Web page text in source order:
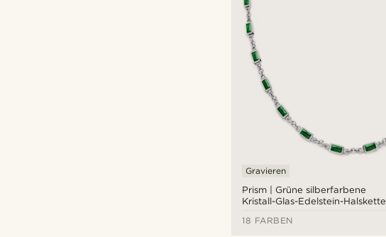
Prism | Grüne silberfarbene
Kristall-Glas-Edelstein-Halskette
Gravieren
18 FARBEN